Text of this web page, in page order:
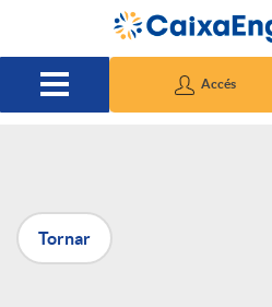
Salta al contingut principal
Accés
P
u
Tornar